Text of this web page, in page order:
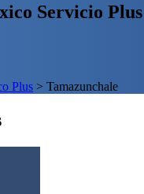
Servicio Plus
Plus > Tamazunchale